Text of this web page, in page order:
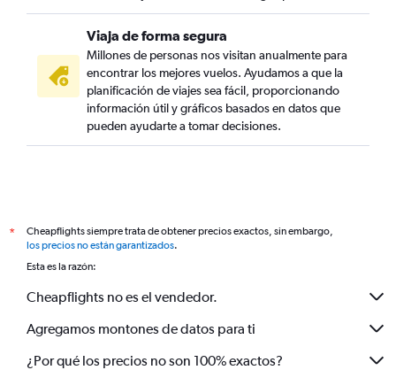
Viaja de forma segura
Millones de personas nos visitan anualmente para
encontrar los mejores vuelos. Ayudamos a que la
planificación de viajes sea fácil, proporcionando
información útil y gráficos basados en datos que
pueden ayudarte a tomar decisiones.
*
Cheapflights siempre trata de obtener precios exactos, sin embargo,
los precios no están garantizados.
Esta es la razón:
Cheapflights no es el vendedor.
Agregamos montones de datos para ti
¿Por qué los precios no son 100% exactos?